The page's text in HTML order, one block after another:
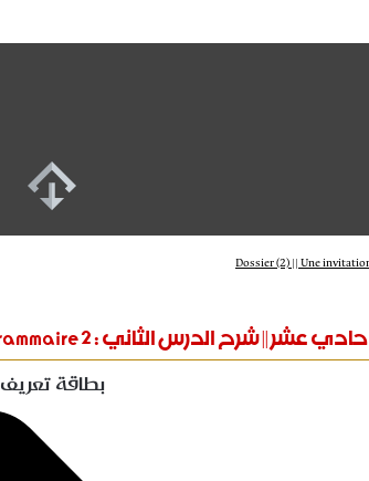
حادي عشر || شرح الدرس الثاني : 2 Dossier (2) || Une invitation || Grammaire
بطاقة تعريف